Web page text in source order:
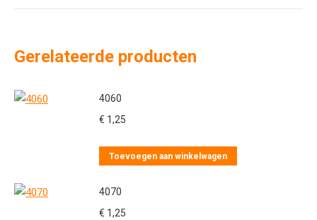
Gerelateerde producten
4060
€ 1,25
Toevoegen aan winkelwagen
4070
€ 1,25